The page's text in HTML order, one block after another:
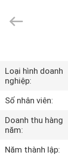
CHỦ
CÁC
SẢN
PHẨM
2026
DONGGUAN
Reserved.
Loại hình doanh
nghiệp:
Số nhân viên:
Doanh thu hàng
năm:
Năm thành lập: